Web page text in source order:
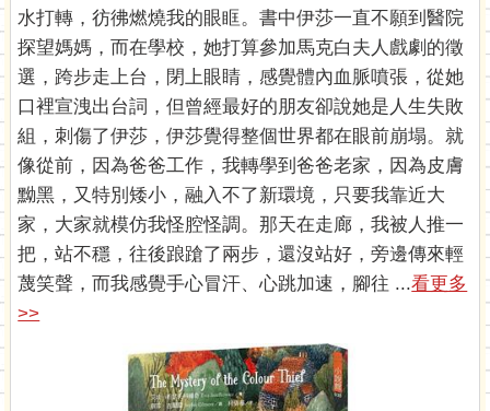
水打轉，彷彿燃燒我的眼眶。書中伊莎一直不願到醫院
探望媽媽，而在學校，她打算參加馬克白夫人戲劇的徵
選，跨步走上台，閉上眼睛，感覺體內血脈噴張，從她
口裡宣洩出台詞，但曾經最好的朋友卻說她是人生失敗
組，刺傷了伊莎，伊莎覺得整個世界都在眼前崩塌。就
像從前，因為爸爸工作，我轉學到爸爸老家，因為皮膚
黝黑，又特別矮小，融入不了新環境，只要我靠近大
家，大家就模仿我怪腔怪調。那天在走廊，我被人推一
把，站不穩，往後踉蹌了兩步，還沒站好，旁邊傳來輕
蔑笑聲，而我感覺手心冒汗、心跳加速，腳往 ...看更多
>>